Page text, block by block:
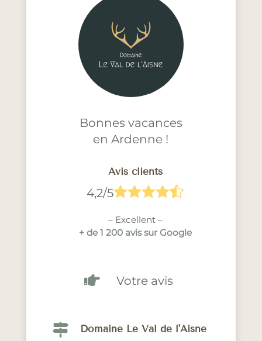
Bonnes vacances
en Ardenne !
Avis clients
4,2/5
– Excellent –
+ de 1 200 avis sur Google
 Votre avis
 Domaine Le Val de l'Aisne